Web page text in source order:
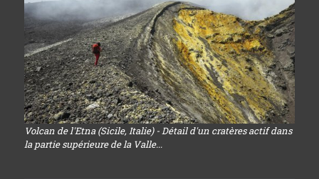
Volcan de l'Etna (Sicile, Italie) - Détail d'un cratères actif dans
la partie supérieure de la Valle...